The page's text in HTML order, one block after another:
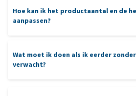
klantenservice
Hoe kan ik het productaantal en de
aanpassen?
Wat moet ik doen als ik eerder
verwacht?